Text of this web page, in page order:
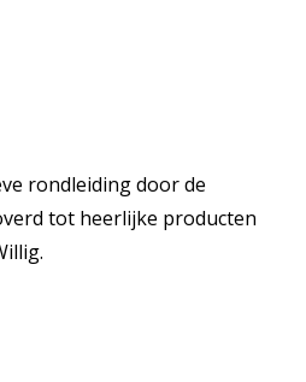
rondleiding door de
tot heerlijke producten